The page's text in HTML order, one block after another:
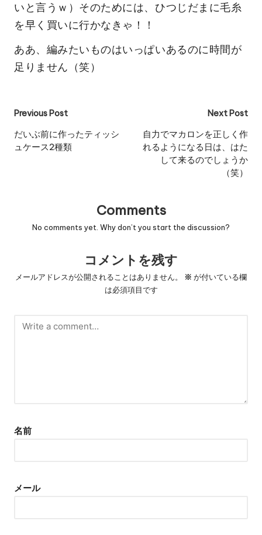
いと言うｗ）そのためには、ひつじだまに毛糸
を早く買いに行かなきゃ！！
ああ、編みたいものはいっぱいあるのに時間が
足りません（笑）
Post
navigation
Previous Post
だいぶ前に作ったティッシ
ュケース2種類
Next Post
自力でマカロンを正しく作
れるようになる日は、はた
して来るのでしょうか
（笑）
Comments
No comments yet. Why don’t you start the discussion?
コメントを残す
メールアドレスが公開されることはありません。 ※ が付いている欄
は必須項目です
名前
メール